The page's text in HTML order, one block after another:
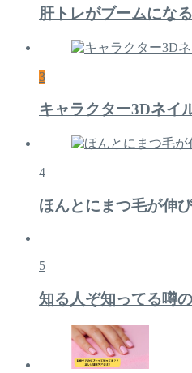
肝トレがブームにな
3
キャラクター3Dネイ
4
ほんとにまつ毛が伸
5
知る人ぞ知ってる噂